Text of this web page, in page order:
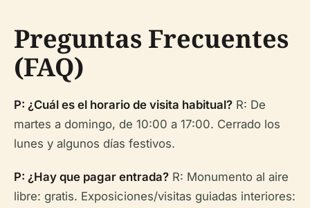
Preguntas Frecuentes
(FAQ)
P: ¿Cuál es el horario de visita habitual? R: De
martes a domingo, de 10:00 a 17:00. Cerrado los
lunes y algunos días festivos.
P: ¿Hay que pagar entrada? R: Monumento al aire
libre: gratis. Exposiciones/visitas guiadas interiores: